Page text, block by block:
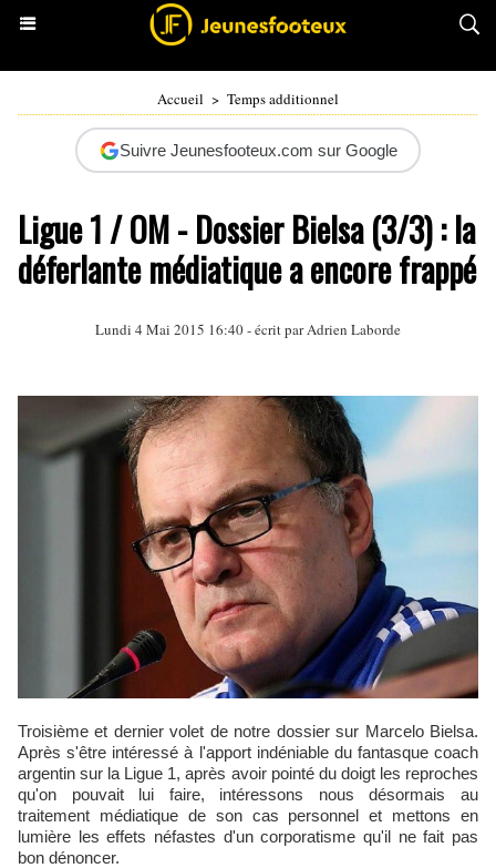
Accueil > Temps additionnel
Suivre Jeunesfooteux.com sur Google
Ligue 1 / OM - Dossier Bielsa (3/3) : la
déferlante médiatique a encore frappé
Lundi 4 Mai 2015 16:40 - écrit par Adrien Laborde
Troisième et dernier volet de notre dossier sur Marcelo Bielsa.
Après s'être intéressé à l'apport indéniable du fantasque coach
argentin sur la Ligue 1, après avoir pointé du doigt les reproches
qu'on pouvait lui faire, intéressons nous désormais au
traitement médiatique de son cas personnel et mettons en
lumière les effets néfastes d'un corporatisme qu'il ne fait pas
bon dénoncer.